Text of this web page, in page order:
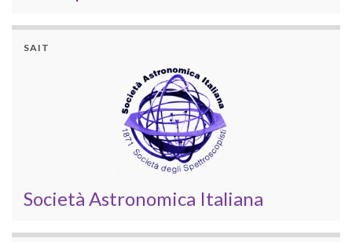
SAIT
Società Astronomica Italiana